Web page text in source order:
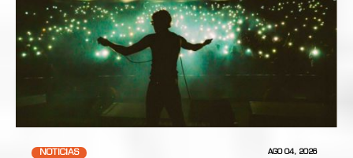
NOTICIAS AGO 04, 2026